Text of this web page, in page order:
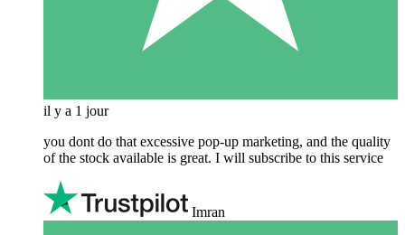
il y a 1 jour
you dont do that excessive pop-up marketing, and the quality
of the stock available is great. I will subscribe to this service
Imran